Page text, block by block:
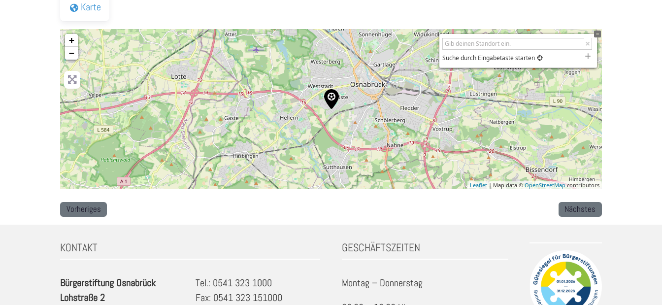
Karte
+
−
Suche durch Eingabetaste starten
Leaflet | Map data © OpenStreetMapcontributors
Vorheriges Nächstes
KONTAKT
Bürgerstiftung Osnabrück
Lohstraße 2
Tel.: 0541 323 1000
Fax: 0541 323 151000
GESCHÄFTSZEITEN
Montag – Donnerstag